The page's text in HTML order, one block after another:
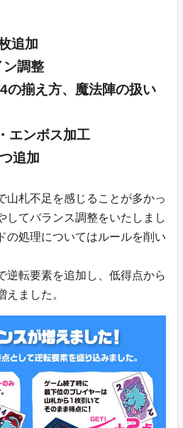
追加
ン調整
の揃え方、魔法陣の扱い
エンボス加工
追加
山札不足を感じることが多かっ
してバランス調整をいたしまし
の処理についてはルールを削い
逆転要素を追加し、低得点から
えました。